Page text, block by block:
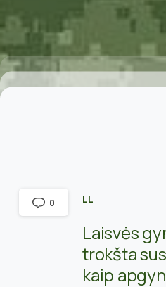
LL
Laisvės
trokšta
kaip
0